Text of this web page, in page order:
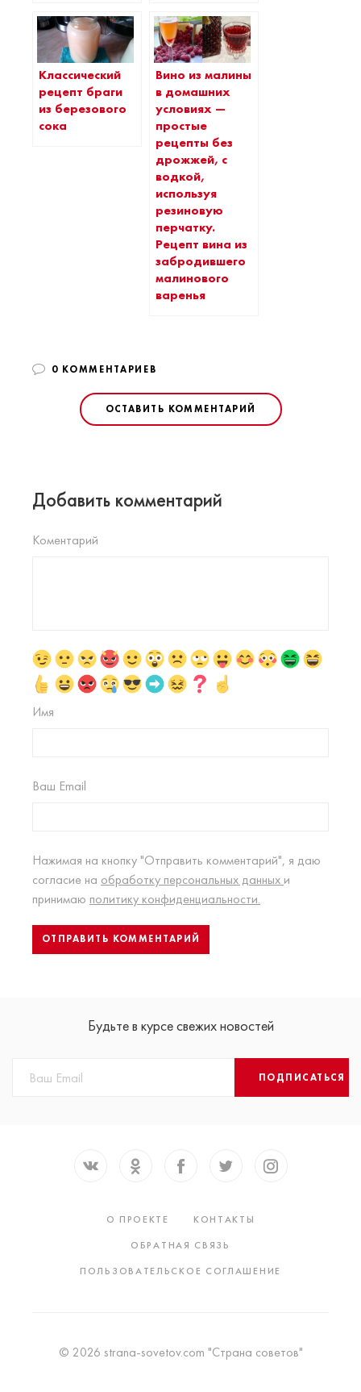
Классический
рецепт браги
из березового
сока
Вино из малины
в домашних
условиях —
простые
рецепты без
дрожжей, с
водкой,
используя
резиновую
перчатку.
Рецепт вина из
забродившего
малинового
варенья
0 КОММЕНТАРИЕВ
ОСТАВИТЬ КОММЕНТАРИЙ
Добавить комментарий
Коментарий
Имя
Ваш Email
Нажимая на кнопку "Отправить комментарий", я даю
согласие на обработку персональных данных и
принимаю политику конфиденциальности.
Будьте в курсе свежих новостей
ПОДПИСАТЬСЯ
О ПРОЕКТЕ
КОНТАКТЫ
ОБРАТНАЯ СВЯЗЬ
ПОЛЬЗОВАТЕЛЬСКОЕ СОГЛАШЕНИЕ
© 2026 strana-sovetov.com "Страна советов"